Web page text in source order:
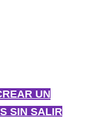
UN
SIN SALIR